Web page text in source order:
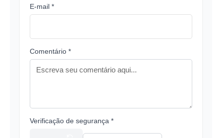
E-mail *
Comentário *
Verificação de segurança *